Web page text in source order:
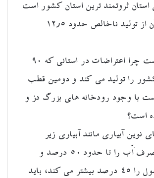
استان ثروتمند ترین استان کشور است
چراکه سهم آن از تولید ناخالص حدود ۱۲٫۵
سوال اینجا است چرا اعتراضات در استانی که ۹۰
را تولید می کند و دومین قطب
با وجود رودخانه های بزرگ دز و
است؟
نوین آبیاری مانند آبیاری زیر
سطحی که مصرف آّب را تا حدود ۵۰ درصد و
برداشت محصول را ۴۵ درصد بیشتر می کند، باید